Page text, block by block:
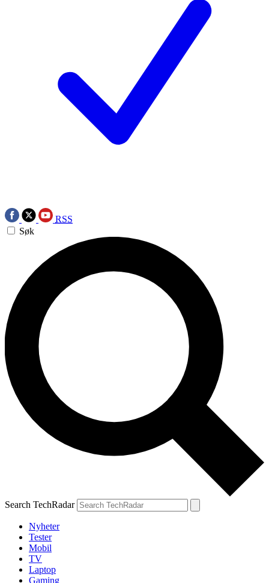
RSS
Søk
Search TechRadar
Nyheter
Tester
Mobil
TV
Laptop
Gaming